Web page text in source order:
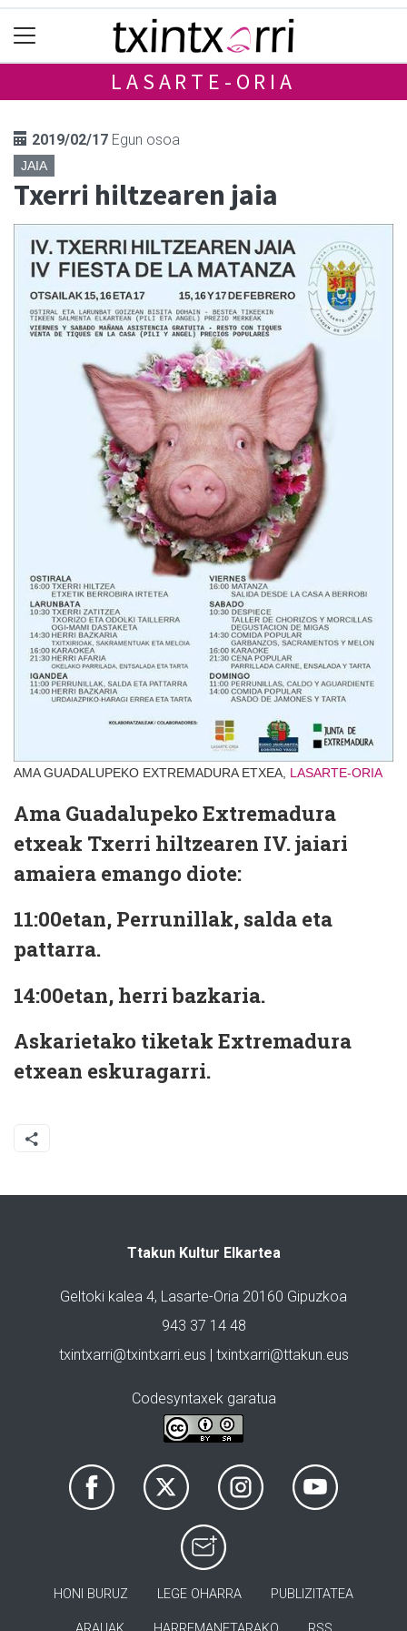
LASARTE-ORIA
2019/02/17 Egun osoa
JAIA
Txerri hiltzearen jaia
AMA GUADALUPEKO EXTREMADURA ETXEA, LASARTE-ORIA
Ama Guadalupeko Extremadura
etxeak Txerri hiltzearen IV. jaiari
amaiera emango diote:
11:00etan, Perrunillak, salda eta
pattarra.
14:00etan, herri bazkaria.
Askarietako tiketak Extremadura
etxean eskuragarri.
Ttakun Kultur Elkartea
Geltoki kalea 4, Lasarte-Oria 20160 Gipuzkoa
943 37 14 48
txintxarri@txintxarri.eus | txintxarri@ttakun.eus
Codesyntaxek garatua
HONI BURUZ LEGE OHARRA PUBLIZITATEA